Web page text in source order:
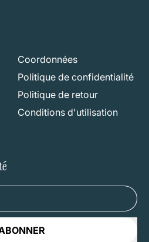
Coordonnées
Politique de confidentialité
Politique de retour
Conditions d'utilisation